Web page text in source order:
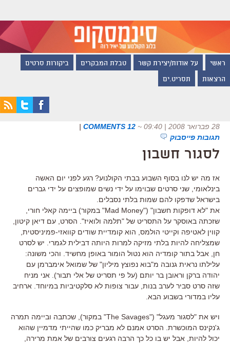
ראשי על אודות/יצירת קשר טבלת המבקרים ביקורות סרטים
הרצאות תסריט.ים
28 פברואר 2008 | 09:40 ~
12 COMMENTS
|
תגובות פייסבוק
לסגור חשבון
אז מה יש לנו בסוף השבוע בבתי הקולנוע? רגע לפני יום האשה
בינלאומי, שני סרטים שבוימו על ידי נשים שמופצים על ידי גברים
בישראל שדפקו להם שמות בלתי נסבלים.
את "לא דופקות חשבון" ("Mad Money" במקור) ביימה קאלי חורי,
שזכתה באוסקר על התסריט של "תלמה ולואיז". הסרט, עם דיאן קיטון,
קווין לאטיפה וקייטי הולמס, הוא קומדיית שודים קוואזי-פמיניסטית,
שמצליחה להיות בלתי מזיקה למרות היותה דבילית לגמרי. יש לסרט
חן, אבל בתור קומדיה הוא נטול הומור באופן מחשיד. והכי משונה:
עלילתו נראית גנובה מ"בוא נפוצץ מיליון" של שמואל אימברמן עם
יהודה ברקן וראובן בר יותם (על פי תסריט של אלי תבור). אני מניח
שזה סרט סביר לערב בנות, עבור צופות לא סלקטיביות במיוחד. ארחיב
עליו במדורי בשבוע הבא.
ויש את "לסגור מעגל" ("The Savages" במקור), שכתבה וביימה תמרה
ג'נקינס המוכשרת. הסרט אמנם לא מבריק כמו שהייתי מדמיין שהוא
יכול להיות, אבל יש בו כל כך הרבה רגעים צורבים של אמת מרירה,